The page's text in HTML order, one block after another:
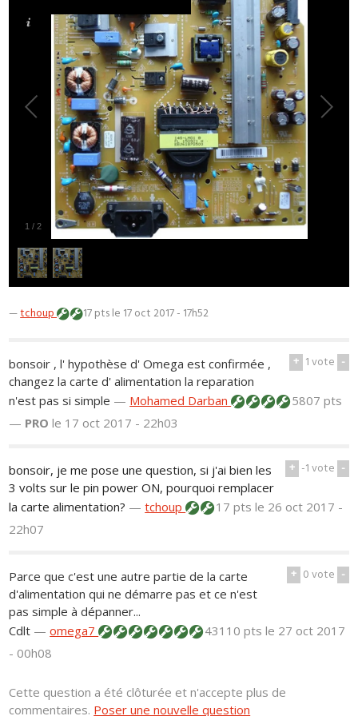
1 /2
—tchoup 17 ptsle 17 oct 2017 - 17h52
+ 1vote -
bonsoir , l' hypothèse d' Omega est confirmée ,
changez la carte d' alimentation la reparation
n'est pas si simple — Mohamed Darban
5807 pts
— PRO le 17 oct 2017 - 22h03
+ -1vote -
bonsoir, je me pose une question, si j'ai bien les
3 volts sur le pin power ON, pourquoi remplacer
la carte alimentation? —tchoup 17 ptsle 26 oct 2017 -
22h07
+ 0vote -
Parce que c'est une autre partie de la carte
d'alimentation qui ne démarre pas et ce n'est
pas simple à dépanner...
Cdlt —omega7 43110 ptsle 27 oct 2017
- 00h08
Cette question a été clôturée et n'accepte plus de
commentaires. Poser une nouvelle question